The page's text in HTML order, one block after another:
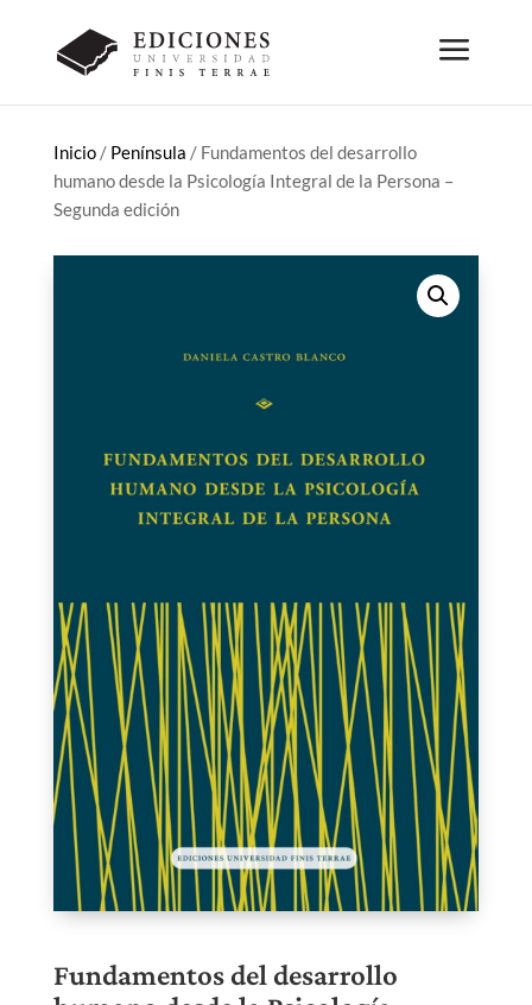
Inicio/ Península / Fundamentos del desarrollo
humano desde la Psicología Integral de la Persona –
Segunda edición
Fundamentos del desarrollo